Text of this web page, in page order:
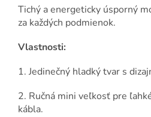
Tichý a energeticky úsporný
za každých podmienok.
Vlastnosti:
1. Jedinečný hladký tvar s
2. Ručná mini veľkosť pre
kábla.